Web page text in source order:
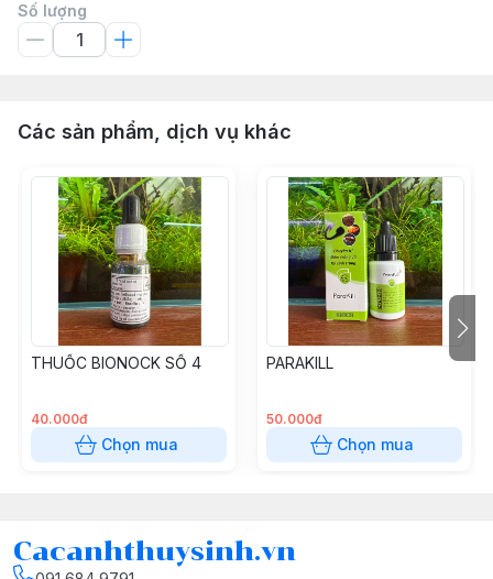
Số lượng
Các sản phẩm, dịch vụ khác
THUỐC BIONOCK SỐ 4
40.000đ
Chọn mua
PARAKILL
50.000đ
Chọn mua
Cacanhthuysinh.vn